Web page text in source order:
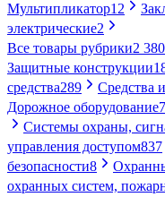
Мультипликатор12
электрические2
Все товары рубрики2 380
Защитные конструкции
средства289 Средства
Дорожное оборудование
Системы охраны,
управления доступом837
безопасности8
охранных систем,